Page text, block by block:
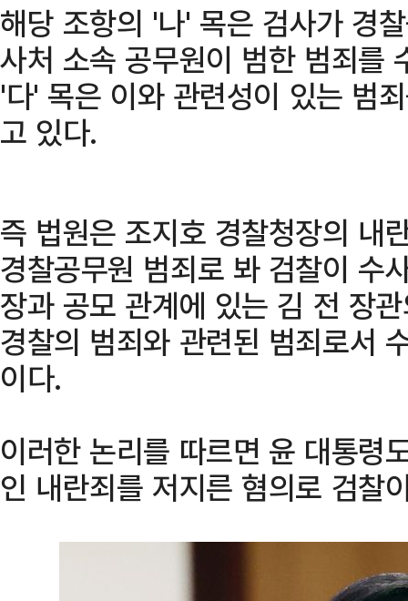
해당 조항의 '나' 목은 검사가 경
사처 소속 공무원이 범한 범죄를
'다' 목은 이와 관련성이 있는 범
고 있다.
즉 법원은 조지호 경찰청장의 내
경찰공무원 범죄로 봐 검찰이 수
장과 공모 관계에 있는 김 전 장
경찰의 범죄와 관련된 범죄로서
이다.
이러한 논리를 따르면 윤 대통령
인 내란죄를 저지른 혐의로 검찰